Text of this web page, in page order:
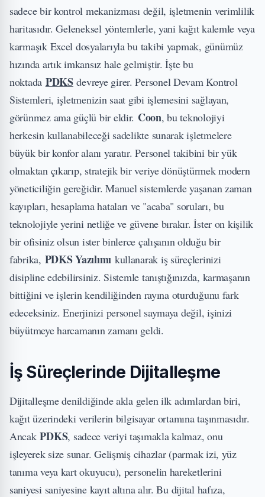
sadece bir kontrol mekanizması değil, işletmenin verimlilik
haritasıdır. Geleneksel yöntemlerle, yani kağıt kalemle veya
karmaşık Excel dosyalarıyla bu takibi yapmak, günümüz
hızında artık imkansız hale gelmiştir. İşte bu
noktada PDKSdevreye girer. Personel Devam Kontrol
Sistemleri, işletmenizin saat gibi işlemesini sağlayan,
görünmez ama güçlü bir eldir. Coon, bu teknolojiyi
herkesin kullanabileceği sadelikte sunarak işletmelere
büyük bir konfor alanı yaratır. Personel takibini bir yük
olmaktan çıkarıp, stratejik bir veriye dönüştürmek modern
yöneticiliğin gereğidir. Manuel sistemlerde yaşanan zaman
kayıpları, hesaplama hataları ve "acaba" soruları, bu
teknolojiyle yerini netliğe ve güvene bırakır. İster on kişilik
bir ofisiniz olsun ister binlerce çalışanın olduğu bir
fabrika, PDKS Yazılımı kullanarak iş süreçlerinizi
disipline edebilirsiniz. Sistemle tanıştığınızda, karmaşanın
bittiğini ve işlerin kendiliğinden rayına oturduğunu fark
edeceksiniz. Enerjinizi personel saymaya değil, işinizi
büyütmeye harcamanın zamanı geldi.
İş Süreçlerinde Dijitalleşme
Dijitalleşme denildiğinde akla gelen ilk adımlardan biri,
kağıt üzerindeki verilerin bilgisayar ortamına taşınmasıdır.
AncakPDKS, sadece veriyi taşımakla kalmaz, onu
işleyerek size sunar. Gelişmiş cihazlar (parmak izi, yüz
tanıma veya kart okuyucu), personelin hareketlerini
saniyesi saniyesine kayıt altına alır. Bu dijital hafıza,